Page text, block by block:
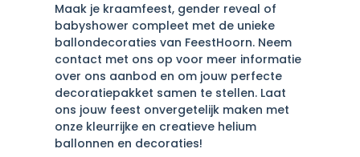
Maak je kraamfeest, gender reveal of
babyshower compleet met de unieke
ballondecoraties van FeestHoorn. Neem
contact met ons op voor meer informatie
over ons aanbod en om jouw perfecte
decoratiepakket samen te stellen. Laat
ons jouw feest onvergetelijk maken met
onze kleurrijke en creatieve helium
ballonnen en decoraties!